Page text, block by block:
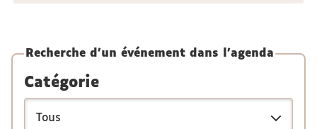
Recherche d'un événement dans l'agenda
Catégorie